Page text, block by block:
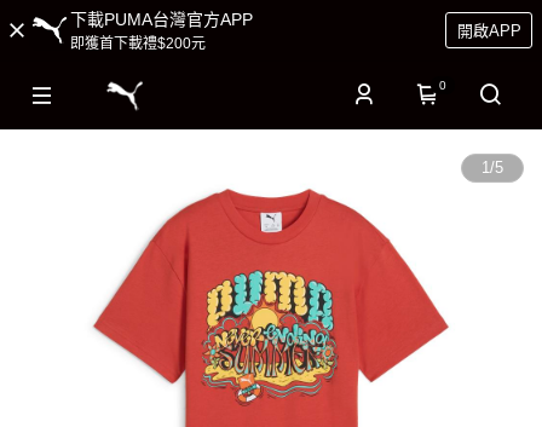
下載PUMA台灣官方APP
即獲首下載禮$200元
開啟APP
0
1/5